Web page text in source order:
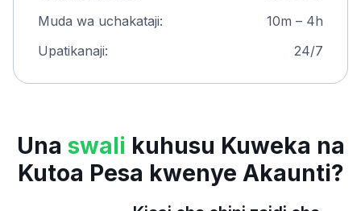
Muda wa uchakataji:
10m – 4h
Upatikanaji:
24/7
Una swali kuhusu Kuweka na
Kutoa Pesa kwenye Akaunti?